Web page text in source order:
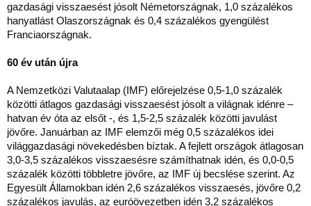
gazdasági visszaesést jósolt Németországnak, 1,0 százalékos
hanyatlást Olaszországnak és 0,4 százalékos gyengülést
Franciaországnak.
60 év után újra
A Nemzetközi Valutaalap (IMF) előrejelzése 0,5-1,0 százalék
közötti átlagos gazdasági visszaesést jósolt a világnak idénre –
hatvan év óta az elsőt -, és 1,5-2,5 százalék közötti javulást
jövőre. Januárban az IMF elemzői még 0,5 százalékos idei
világgazdasági növekedésben bíztak. A fejlett országok átlagosan
3,0-3,5 százalékos visszaesésre számíthatnak idén, és 0,0-0,5
százalék közötti többletre jövőre, az IMF új becslése szerint. Az
Egyesült Államokban idén 2,6 százalékos visszaesés, jövőre 0,2
százalékos javulás, az euróövezetben idén 3,2 százalékos